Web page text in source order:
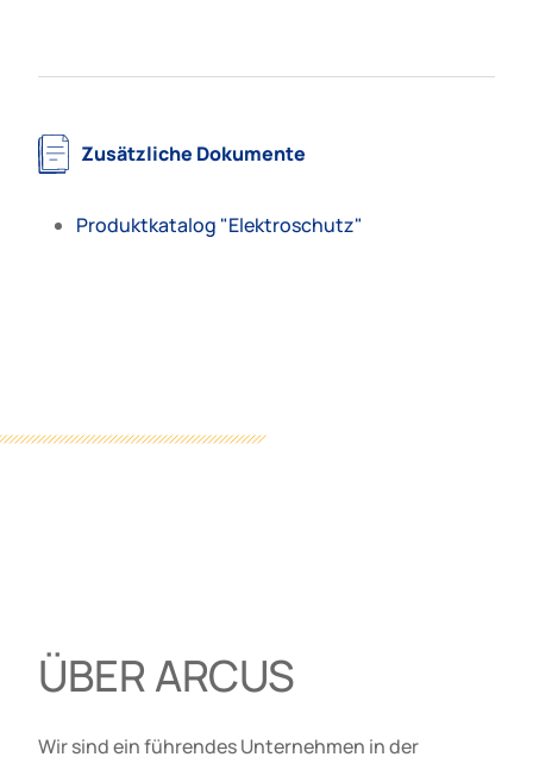
Zusätzliche Dokumente
Produktkatalog "Elektroschutz"
ÜBER ARCUS
Wir sind ein führendes Unternehmen in der